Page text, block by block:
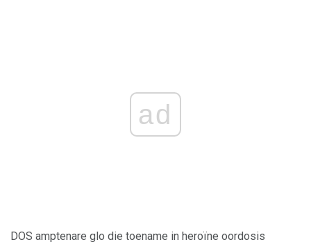
ad
DOS amptenare glo die toename in heroïne oordosis